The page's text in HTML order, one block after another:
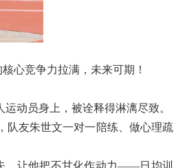
心竞争力拉满，未来可期！
动员身上，被诠释得淋漓尽致。
队友朱世文一对一陪练、做心理疏
，让他把不甘化作动力——日均训